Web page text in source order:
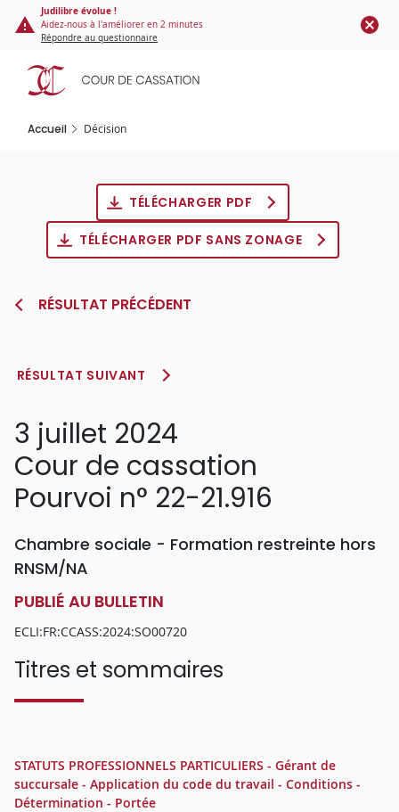
Panneau de gestion des cookies
contenu
principal
Judilibre évolue !
Aidez-nous à l'améliorer en 2 minutes
Répondre au questionnaire
Accueil Décision
TÉLÉCHARGER PDF
TÉLÉCHARGER PDF SANS ZONAGE
RÉSULTAT PRÉCÉDENT
RÉSULTAT SUIVANT
3 juillet 2024
Cour de cassation
Pourvoi n° 22-21.916
Chambre sociale - Formation restreinte hors
RNSM/NA
PUBLIÉ AU BULLETIN
ECLI:FR:CCASS:2024:SO00720
Titres et sommaires
STATUTS PROFESSIONNELS PARTICULIERS - Gérant de
succursale - Application du code du travail - Conditions -
Détermination - Portée